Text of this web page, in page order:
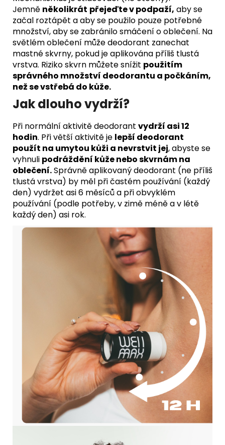
Jemně několikrát přejeďte v podpaží, aby se
začal roztápět a aby se použilo pouze potřebné
množství, aby se zabránilo smáčení o oblečení. Na
světlém oblečení může deodorant zanechat
mastné skvrny, pokud je aplikována příliš tlustá
vrstva. Riziko skvrn můžete snížit použitím
správného množství deodorantu a počkáním,
než se vstřebá do kůže.
Jak dlouho vydrží?
Při normální aktivitě deodorant vydrží asi 12
hodin. Při větší aktivitě je lepší deodorant
použít na umytou kůži a nevrstvit jej, abyste se
vyhnuli podráždění kůže nebo skvrnám na
oblečení.Správně aplikovaný deodorant (ne příliš
tlustá vrstva) by měl při častém používání (každý
den) vydržet asi 6 měsíců a při obvyklém
používání (podle potřeby, v zimě méně a v létě
každý den) asi rok.